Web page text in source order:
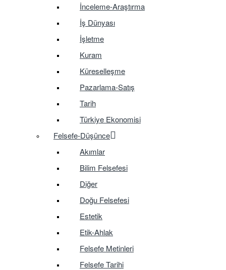
İnceleme-Araştırma
İş Dünyası
İşletme
Kuram
Küreselleşme
Pazarlama-Satış
Tarih
Türkiye Ekonomisi
Felsefe-Düşünce
Akımlar
Bilim Felsefesi
Diğer
Doğu Felsefesi
Estetik
Etik-Ahlak
Felsefe Metinleri
Felsefe Tarihi